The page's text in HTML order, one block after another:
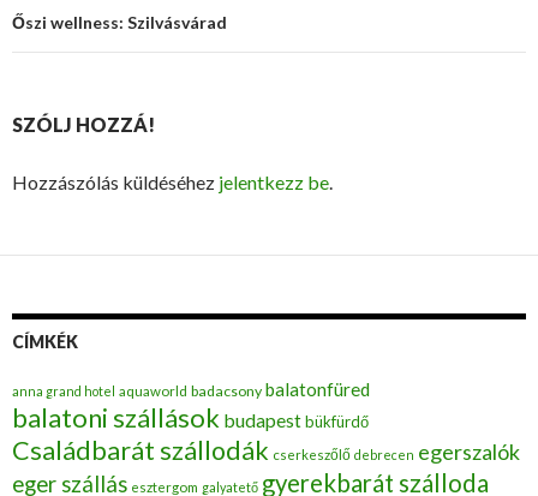
Őszi wellness: Szilvásvárad
SZÓLJ HOZZÁ!
Hozzászólás küldéséhez jelentkezz be.
CÍMKÉK
anna grand hotel aquaworld badacsony balatonfüred
balatoni szállások budapestbükfürdő
Családbarát szállodák cserkeszőlő debrecen egerszalók
eger szállás esztergom galyatető gyerekbarát szálloda